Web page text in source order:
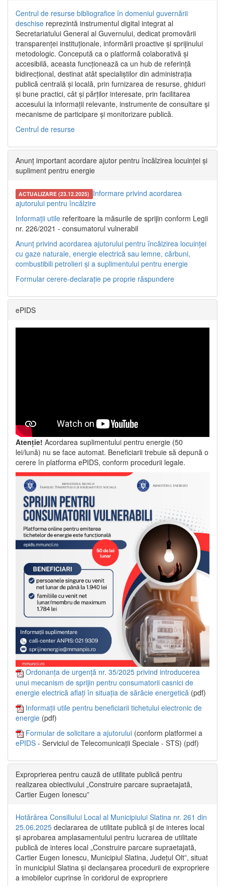
Centrul de resurse bibliografice în domeniul guvernării
deschise reprezintă instrumentul digital integrat al
Secretariatului General al Guvernului, dedicat promovării
transparenței instituționale, informării proactive și sprijinului
metodologic. Concepută ca o platformă colaborativă și
accesibilă, aceasta funcționează ca un hub de referință
bidirecțional, destinat atât specialiștilor din administrația
publică centrală și locală, prin furnizarea de resurse, ghiduri
și bune practici, cât și părților interesate, prin facilitarea
accesului la informații relevante, instrumente de consultare și
mecanisme de participare și monitorizare publică.
Centrul de resurse
Anunț important acordare ajutor pentru încălzirea locuinței și
supliment pentru energie
ACTUALIZARE (23.12.2025) Informare privind acordarea
ajutorului pentru încălzire
Informații utile referitoare la măsurile de sprijin conform Legii
nr. 226/2021 - consumatorul vulnerabil
Anunț privind acordarea ajutorului pentru încălzirea locuinței
cu gaze naturale, energie electrică sau lemne, cărbuni,
combustibili petrolieri și a suplimentului pentru energie
Formular cerere-declarație pe proprie răspundere
ePIDS
Atenție! Acordarea suplimentului pentru energie (50
lei/lună) nu se face automat. Beneficiarii trebuie să depună o
cerere în platforma ePIDS, conform procedurii legale.
Ordonanța de urgență nr. 35/2025 privind introducerea
unui mecanism de sprijin pentru consumatorii casnici de
energie electrică aflați în situația de sărăcie energetică (pdf)
Informații utile pentru beneficiarii tichetului electronic de
energie (pdf)
Formular de solicitare a ajutorului (conform platformei a
ePIDS - Serviciul de Telecomunicații Speciale - STS) (pdf)
Exproprierea pentru cauză de utilitate publică pentru
realizarea obiectivului „Construire parcare supraetajată,
Cartier Eugen Ionescu”
Hotărârea Consiliului Local al Municipiului Slatina nr. 261 din
25.06.2025 declararea de utilitate publică și de interes local
și aprobarea amplasamentului pentru lucrarea de utilitate
publică de interes local „Construire parcare supraetajată,
Cartier Eugen Ionescu, Municipiul Slatina, Județul Olt”, situat
în municipiul Slatina și declanșarea procedurii de expropriere
a imobilelor cuprinse în coridorul de expropriere